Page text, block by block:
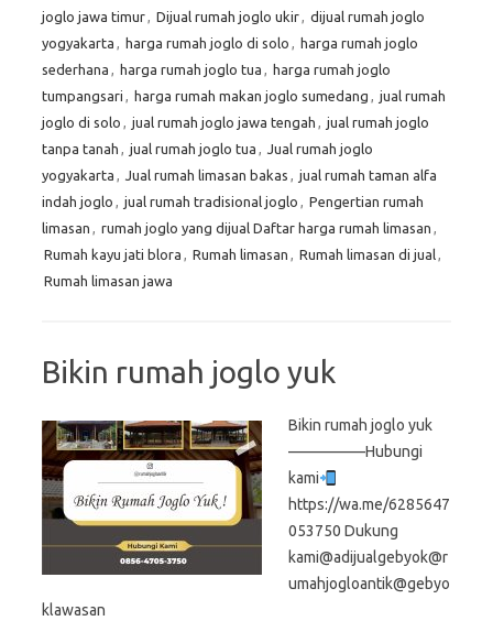
joglo jawa timur, Dijual rumah joglo ukir, dijual rumah joglo
yogyakarta , harga rumah joglo di solo , harga rumah joglo
sederhana , harga rumah joglo tua , harga rumah joglo
tumpangsari , harga rumah makan joglo sumedang , jual rumah
joglo di solo , jual rumah joglo jawa tengah , jual rumah joglo
tanpa tanah , jual rumah joglo tua , Jual rumah joglo
yogyakarta , Jual rumah limasan bakas , jual rumah taman alfa
indah joglo , jual rumah tradisional joglo , Pengertian rumah
limasan , rumah joglo yang dijual Daftar harga rumah limasan ,
Rumah kayu jati blora , Rumah limasan , Rumah limasan di jual,
Rumah limasan jawa
Bikin rumah joglo yuk
Bikin rumah joglo yuk
—————Hubungi
kami
https://wa.me/6285647
053750 Dukung
kami@adijualgebyok@r
umahjogloantik@gebyo
klawasan